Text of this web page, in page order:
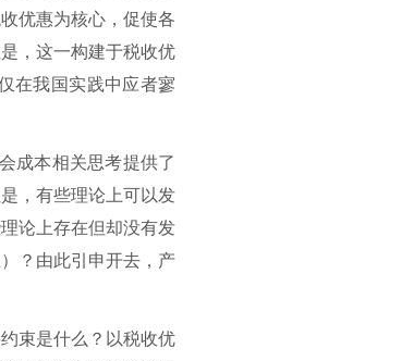
优惠为核心，促使各
，这一构建于税收优
在我国实践中应者寥
成本相关思考提供了
，有些理论上可以发
论上存在但却没有发
？由此引申开去，产
束是什么？以税收优